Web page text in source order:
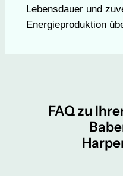
Lebensdauer und
Energieproduktion
FAQ zu